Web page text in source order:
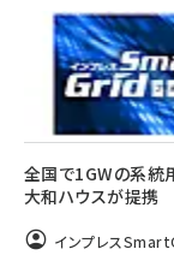
全国で1GWの系統
大和ハウスが提携
インプレス